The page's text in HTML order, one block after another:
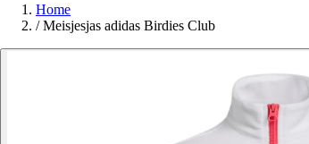
Home
/ Meisjesjas adidas Birdies Club